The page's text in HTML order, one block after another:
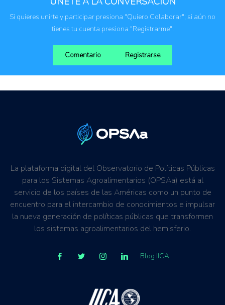
Si quieres unirte y participar presiona "Quiero Colaborar"; si aún no
tienes tu cuenta presiona "Registrarme".
Comentario Registrarse
La plataforma digital del Observatorio de Políticas Públicas
para los Sistemas Agroalimentarios (OPSAa) está al
servicio de los países de las Américas como un punto de
encuentro para el intercambio de conocimientos e impulsar
la nueva generación de políticas públicas que transformen
los sistemas agroalimentarios del hemisferio.
Blog IICA